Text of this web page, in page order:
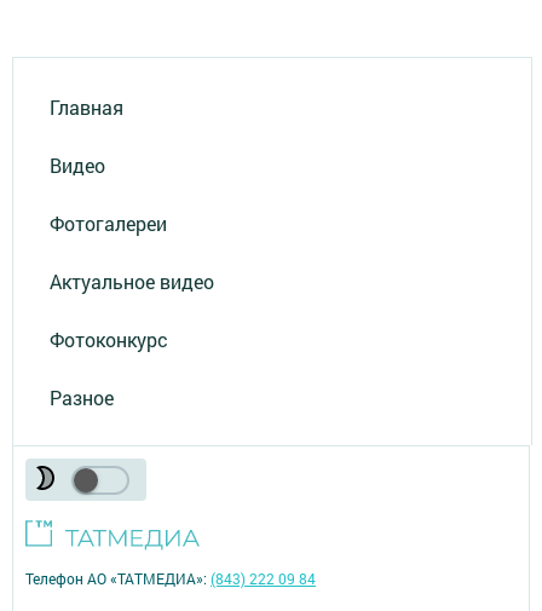
Главная
Видео
Фотогалереи
Актуальное видео
Фотоконкурс
Разное
Телефон АО «ТАТМЕДИА»:(843) 222 09 84